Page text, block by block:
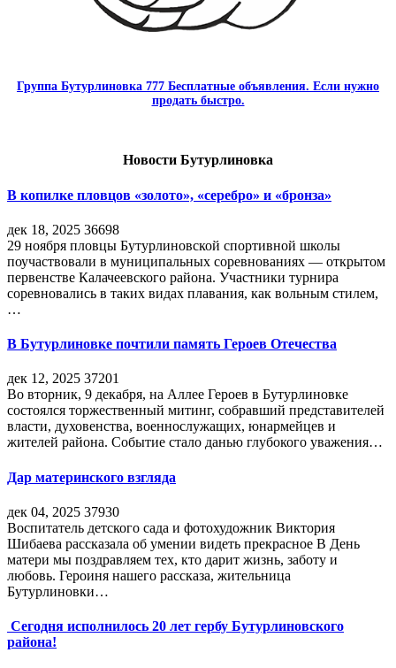
Группа Бутурлиновка 777 Бесплатные объявления. Если нужно
продать быстро.
Новости Бутурлиновка
В копилке пловцов «золото», «серебро» и «бронза»
дек 18, 2025 36698
29 ноября пловцы Бутурлиновской спортивной школы
поучаствовали в муниципальных соревнованиях — открытом
первенстве Калачеевского района. Участники турнира
соревновались в таких видах плавания, как вольным стилем,
…
В Бутурлиновке почтили память Героев Отечества
дек 12, 2025 37201
Во вторник, 9 декабря, на Аллее Героев в Бутурлиновке
состоялся торжественный митинг, собравший представителей
власти, духовенства, военнослужащих, юнармейцев и
жителей района. Событие стало данью глубокого уважения…
Дар материнского взгляда
дек 04, 2025 37930
Воспитатель детского сада и фотохудожник Виктория
Шибаева рассказала об умении видеть прекрасное В День
матери мы поздравляем тех, кто дарит жизнь, заботу и
любовь. Героиня нашего рассказа, жительница
Бутурлиновки…
Сегодня исполнилось 20 лет гербу Бутурлиновского
района!